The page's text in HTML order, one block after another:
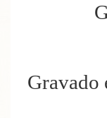
Gravado